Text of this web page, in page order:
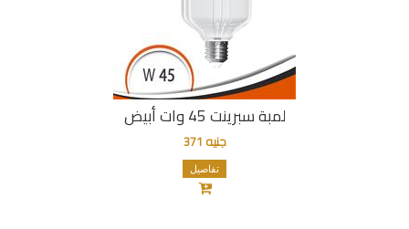
لمبة سبرينت 45 وات أبيض
جنيه 371
تفاصيل